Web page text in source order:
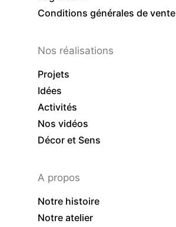
Conditions générales de vente
Nos réalisations
Projets
Idées
Activités
Nos vidéos
Décor et Sens
A propos
Notre histoire
Notre atelier